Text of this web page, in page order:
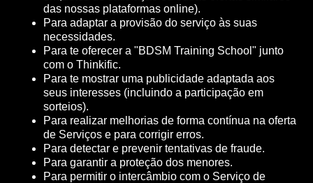
das nossas plataformas online).
Para adaptar a provisão do serviço às suas
necessidades.
Para te oferecer a "BDSM Training School" junto
com o Thinkific.
Para te mostrar uma publicidade adaptada aos
seus interesses (incluindo a participação em
sorteios).
Para realizar melhorias de forma contínua na oferta
de Serviços e para corrigir erros.
Para detectar e prevenir tentativas de fraude.
Para garantir a proteção dos menores.
Para permitir o intercâmbio com o Serviço de